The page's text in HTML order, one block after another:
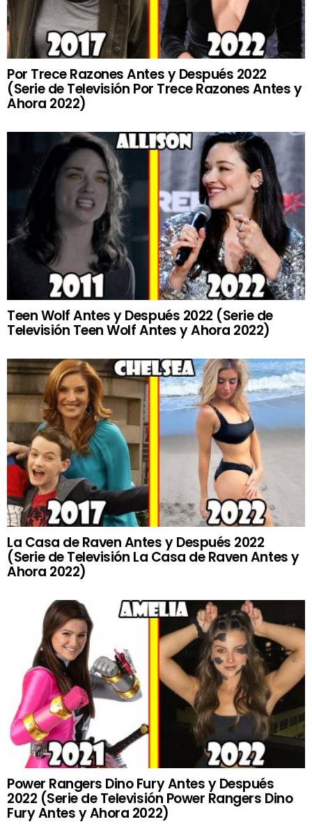
Por Trece Razones Antes y Después 2022
(Serie de Televisión Por Trece Razones Antes y
Ahora 2022)
Teen Wolf Antes y Después 2022 (Serie de
Televisión Teen Wolf Antes y Ahora 2022)
La Casa de Raven Antes y Después 2022
(Serie de Televisión La Casa de Raven Antes y
Ahora 2022)
Power Rangers Dino Fury Antes y Después
2022 (Serie de Televisión Power Rangers Dino
Fury Antes y Ahora 2022)